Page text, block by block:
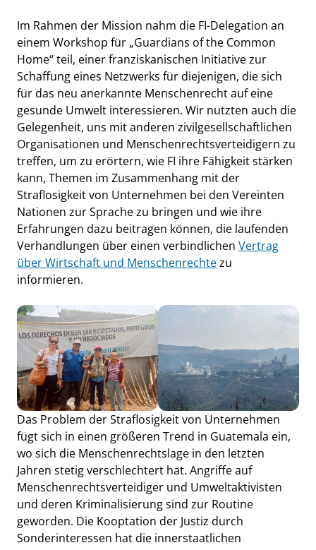
Im Rahmen der Mission nahm die FI-Delegation an
einem Workshop für „Guardians of the Common
Home“ teil, einer franziskanischen Initiative zur
Schaffung eines Netzwerks für diejenigen, die sich
für das neu anerkannte Menschenrecht auf eine
gesunde Umwelt interessieren. Wir nutzten auch die
Gelegenheit, uns mit anderen zivilgesellschaftlichen
Organisationen und Menschenrechtsverteidigern zu
treffen, um zu erörtern, wie FI ihre Fähigkeit stärken
kann, Themen im Zusammenhang mit der
Straflosigkeit von Unternehmen bei den Vereinten
Nationen zur Sprache zu bringen und wie ihre
Erfahrungen dazu beitragen können, die laufenden
Verhandlungen über einen verbindlichen Vertrag
über Wirtschaft und Menschenrechtezu
informieren.
Das Problem der Straflosigkeit von Unternehmen
fügt sich in einen größeren Trend in Guatemala ein,
wo sich die Menschenrechtslage in den letzten
Jahren stetig verschlechtert hat. Angriffe auf
Menschenrechtsverteidiger und Umweltaktivisten
und deren Kriminalisierung sind zur Routine
geworden. Die Kooptation der Justiz durch
Sonderinteressen hat die innerstaatlichen